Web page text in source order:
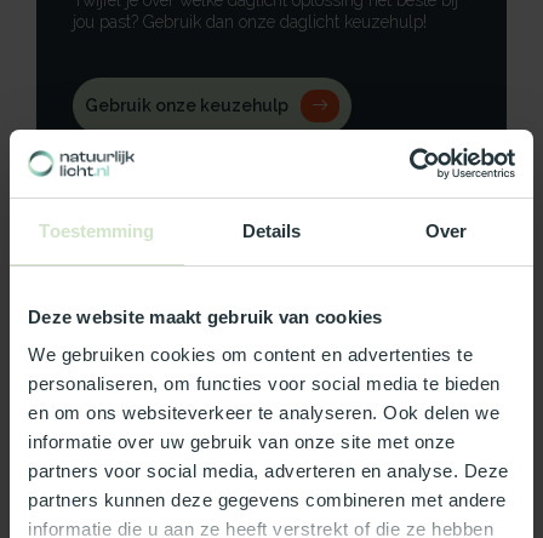
Toestemming Details Over
Deze website maakt gebruik van cookies
We gebruiken cookies om content en advertenties te
personaliseren, om functies voor social media te bieden
en om ons websiteverkeer te analyseren. Ook delen we
informatie over uw gebruik van onze site met onze
partners voor social media, adverteren en analyse. Deze
partners kunnen deze gegevens combineren met andere
informatie die u aan ze heeft verstrekt of die ze hebben
jou past? Gebruik dan onze daglicht keuzehulp!
Gebruik onze keuzehulp
Neem contact op
Productomschrijving
Specificaties
Reviews
Wat ons écht bijzonder maakt: